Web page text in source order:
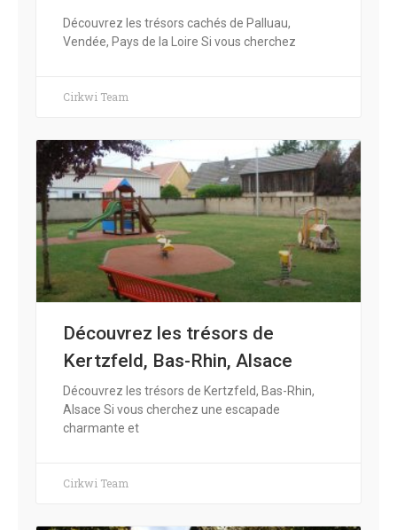
Découvrez les trésors cachés de Palluau,
Vendée, Pays de la Loire Si vous cherchez
Cirkwi Team
Découvrez les trésors de
Kertzfeld, Bas-Rhin, Alsace
Découvrez les trésors de Kertzfeld, Bas-Rhin,
Alsace Si vous cherchez une escapade
charmante et
Cirkwi Team